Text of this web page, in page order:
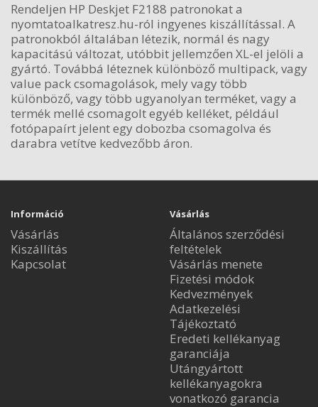
Rendeljen HP Deskjet F2188 patronokat a
nyomtatoalkatresz.hu-ról ingyenes kiszállítással. A
patronokból általában létezik, normál és nagy
kapacitású változat, utóbbit jellemzően XL-el jelöli a
gyártó. Továbbá léteznek különböző multipack, vagy
value pack csomagolások, mely vagy több
különböző, vagy több ugyanolyan terméket, vagy a
termék mellé csomagolt egyéb kelléket, például
fotópapaírt jelent egy dobozba csomagolva és
darabra vetítve kedvezőbb áron.
Információ
Vásárlás
Kiszállítás
Kapcsolat
Vásárlás
Általános szerződési
feltételek
Vásárlás menete
Fizetési módok
Kedvezmények
Adatkezelési
Tájékoztató
Eredeti kellékanyag
garanciája
Utángyártott
kellékanyagokra
vonatkozó garancia